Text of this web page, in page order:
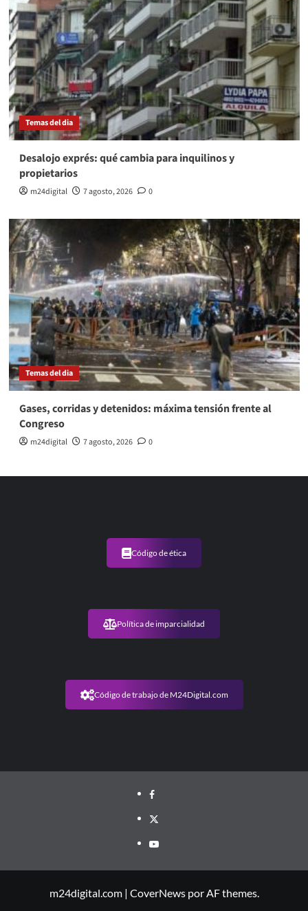
Temas del dia
Desalojo exprés: qué cambia para inquilinos y
propietarios
m24digital 7 agosto, 2026 0
Temas del dia
Gases, corridas y detenidos: máxima tensión frente al
Congreso
m24digital 7 agosto, 2026 0
Código de ética
Política de imparcialidad
Código de trabajo de M24Digital.com
m24digital.com | CoverNewspor AF themes.